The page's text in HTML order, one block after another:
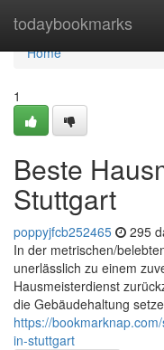
todaybookmarks
Home
Home
1
Beste
Stuttgart
poppyjfcb252465 295
In der metrischen/
unerlässlich zu einem
Hausmeisterdienst
die Gebäudehaltung
https://
in-stuttgart